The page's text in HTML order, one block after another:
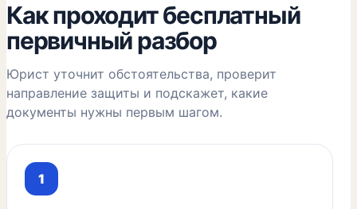
Как проходит бесплатный
первичный разбор
Юрист уточнит обстоятельства, проверит
направление защиты и подскажет, какие
документы нужны первым шагом.